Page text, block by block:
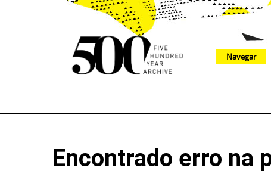
Navegar
Encontrado erro na